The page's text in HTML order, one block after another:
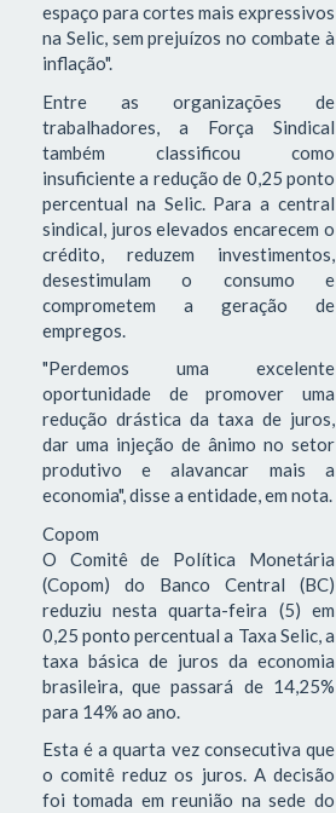
espaço para cortes mais expressivos
na Selic, sem prejuízos no combate à
inflação".
Entre as organizações de
trabalhadores, a Força Sindical
também classificou como
insuficiente a redução de 0,25 ponto
percentual na Selic. Para a central
sindical, juros elevados encarecem o
crédito, reduzem investimentos,
desestimulam o consumo e
comprometem a geração de
empregos.
"Perdemos uma excelente
oportunidade de promover uma
redução drástica da taxa de juros,
dar uma injeção de ânimo no setor
produtivo e alavancar mais a
economia", disse a entidade, em nota.
Copom
O Comitê de Política Monetária
(Copom) do Banco Central (BC)
reduziu nesta quarta-feira (5) em
0,25 ponto percentual a Taxa Selic, a
taxa básica de juros da economia
brasileira, que passará de 14,25%
para 14% ao ano.
Esta é a quarta vez consecutiva que
o comitê reduz os juros. A decisão
foi tomada em reunião na sede do